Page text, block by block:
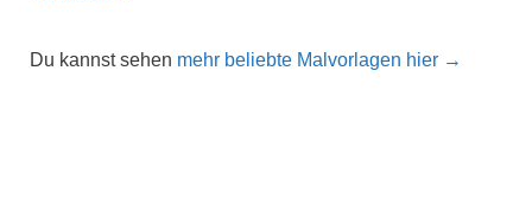
Du kannst sehen mehr beliebte Malvorlagen hier →